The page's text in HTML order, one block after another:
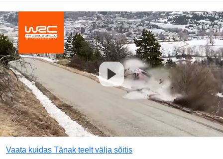
Vaata kuidas Tänak teelt välja sõitis